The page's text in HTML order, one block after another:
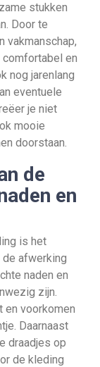
stukken
Door te
vakmanschap,
en
nog jarenlang
eventuele
je niet
mooie
doorstaan.
de
en
is het
de afwerking
naden en
zijn.
en voorkomen
Daarnaast
draadjes op
de kleding